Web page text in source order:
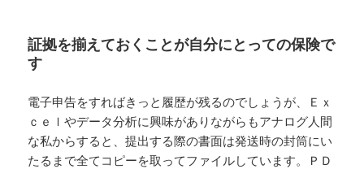
証拠を揃えておくことが自分にとっての保険で
す
電子申告をすればきっと履歴が残るのでしょうが、Ｅｘ
ｃｅｌやデータ分析に興味がありながらもアナログ人間
な私からすると、提出する際の書面は発送時の封筒にい
たるまで全てコピーを取ってファイルしています。ＰＤ